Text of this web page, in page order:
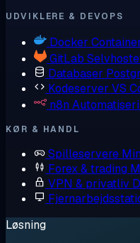
UDVIKLERE & DEVOPS
Docker
GitLab
Databaser
Kodeserver VS
n8n
KØR & HANDL
Spilleservere
Forex & trading
VPN & privatliv
Løsning